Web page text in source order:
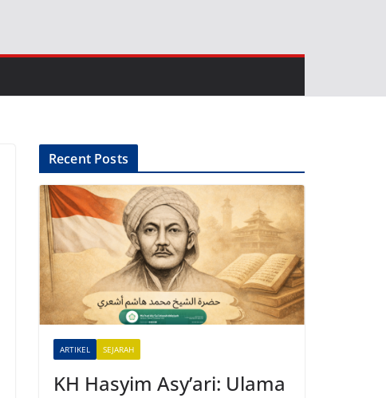
Recent Posts
ARTIKEL SEJARAH
KH Hasyim Asy’ari: Ulama